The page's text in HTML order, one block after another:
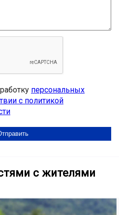
персональных
с политикой
с жителями